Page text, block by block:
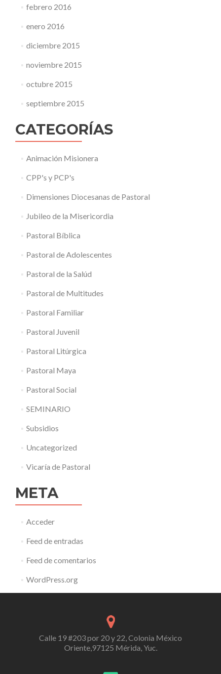
febrero 2016
enero 2016
diciembre 2015
noviembre 2015
octubre 2015
septiembre 2015
CATEGORÍAS
Animación Misionera
CPP's y PCP's
Dimensiones Diocesanas de Pastoral
Jubileo de la Misericordia
Pastoral Bíblica
Pastoral de Adolescentes
Pastoral de la Salúd
Pastoral de Multitudes
Pastoral Familiar
Pastoral Juvenil
Pastoral Litúrgica
Pastoral Maya
Pastoral Social
SEMINARIO
Subsidios
Uncategorized
Vicaría de Pastoral
META
Acceder
Feed de entradas
Feed de comentarios
WordPress.org
Calle 19 #203 por 20 y 22, Colonia México
Oriente,97125 Mérida, Yuc.